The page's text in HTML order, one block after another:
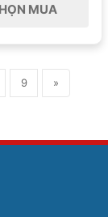
MUA
9 »